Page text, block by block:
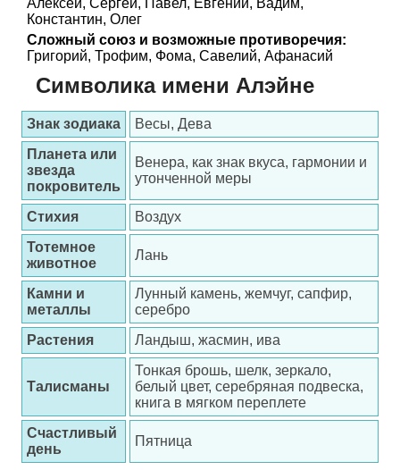
Алексей, Сергей, Павел, Евгений, Вадим,
Константин, Олег
Сложный союз и возможные противоречия:
Григорий, Трофим, Фома, Савелий, Афанасий
Символика имени Алэйне
Знак зодиака
Весы, Дева
Планета или
звезда
покровитель
Венера, как знак вкуса, гармонии и
утонченной меры
Стихия
Воздух
Тотемное
животное
Лань
Камни и
металлы
Лунный камень, жемчуг, сапфир,
серебро
Растения
Ландыш, жасмин, ива
Талисманы
Тонкая брошь, шелк, зеркало,
белый цвет, серебряная подвеска,
книга в мягком переплете
Счастливый
день
Пятница